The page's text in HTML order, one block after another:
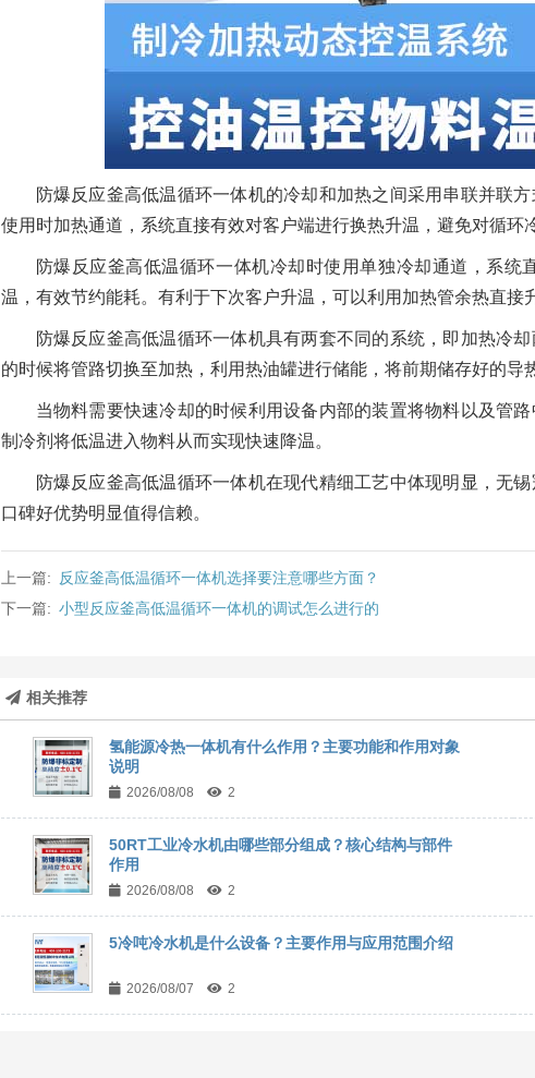
防爆反应釜高低温循环一体机的冷却和加热之间采用串联并联
使用时加热通道，系统直接有效对客户端进行换热升温，避免对循环
防爆反应釜高低温循环一体机冷却时使用单独冷却通道，系
温，有效节约能耗。有利于下次客户升温，可以利用加热管余热直接
防爆反应釜高低温循环一体机具有两套不同的系统，即加热冷
的时候将管路切换至加热，利用热油罐进行储能，将前期储存好的导
当物料需要快速冷却的时候利用设备内部的装置将物料以及管
制冷剂将低温进入物料从而实现快速降温。
防爆反应釜高低温循环一体机在现代精细工艺中体现明显，无
口碑好优势明显值得信赖。
上一篇:
反应釜高低温循环一体机选择要注意哪些方面？
下一篇: 小型反应釜高低温循环一体机的调试怎么进行的
相关推荐
氢能源冷热一体机有什么作用？主要功能和作用对象
说明
2026/08/08 2
50RT工业冷水机由哪些部分组成？核心结构与部件
作用
2026/08/08 2
5冷吨冷水机是什么设备？主要作用与应用范围介绍
2026/08/07 2